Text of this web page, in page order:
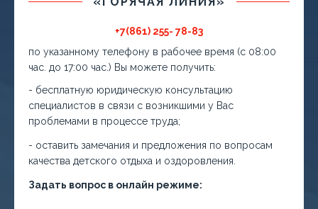
+7(861) 255- 78-83
по указанному телефону в рабочее время (с 08:00
час. до 17:00 час.) Вы можете получить:
- бесплатную юридическую консультацию
специалистов в связи с возникшими у Вас
проблемами в процессе труда;
- оставить замечания и предложения по вопросам
качества детского отдыха и оздоровления.
Задать вопрос в онлайн режиме: